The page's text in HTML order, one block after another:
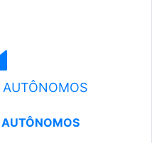
AUTÔNOMOS
AUTÔNOMOS